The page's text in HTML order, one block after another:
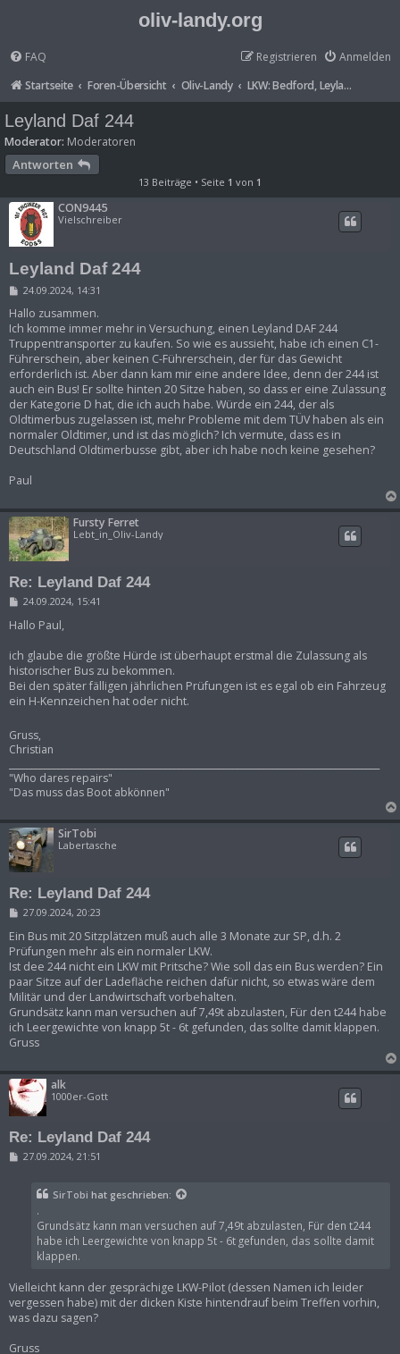
oliv-landy.org
FAQ Anmelden
Registrieren
Startseite
Foren-Übersicht Oliv-Landy LKW: Bedford, Leyland-DAF, Reynold-Boughton uvm.
Leyland Daf 244
Moderator: Moderatoren
Antworten
13 Beiträge • Seite 1 von 1
CON9445
Vielschreiber
Leyland Daf 244
B
i
t
r
a
g
24.09.2024, 14:31
Hallo zusammen.
Ich komme immer mehr in Versuchung, einen Leyland DAF 244
Truppentransporter zu kaufen. So wie es aussieht, habe ich einen C1-
Führerschein, aber keinen C-Führerschein, der für das Gewicht
erforderlich ist. Aber dann kam mir eine andere Idee, denn der 244 ist
auch ein Bus! Er sollte hinten 20 Sitze haben, so dass er eine Zulassung
der Kategorie D hat, die ich auch habe. Würde ein 244, der als
Oldtimerbus zugelassen ist, mehr Probleme mit dem TÜV haben als ein
normaler Oldtimer, und ist das möglich? Ich vermute, dass es in
Deutschland Oldtimerbusse gibt, aber ich habe noch keine gesehen?
Paul
Fursty Ferret
Lebt_in_Oliv-Landy
Re: Leyland Daf 244
B
i
a
g
24.09.2024, 15:41
Hallo Paul,
ich glaube die größte Hürde ist überhaupt erstmal die Zulassung als
historischer Bus zu bekommen.
Bei den später fälligen jährlichen Prüfungen ist es egal ob ein Fahrzeug
ein H-Kennzeichen hat oder nicht.
Gruss,
Christian
"Who dares repairs"
"Das muss das Boot abkönnen"
SirTobi
Labertasche
Re: Leyland Daf 244
B
i
t
r
a
g
27.09.2024, 20:23
Ein Bus mit 20 Sitzplätzen muß auch alle 3 Monate zur SP, d.h. 2
Prüfungen mehr als ein normaler LKW.
Ist dee 244 nicht ein LKW mit Pritsche? Wie soll das ein Bus werden? Ein
paar Sitze auf der Ladefläche reichen dafür nicht, so etwas wäre dem
Militär und der Landwirtschaft vorbehalten.
Grundsätz kann man versuchen auf 7,49t abzulasten, Für den t244 habe
ich Leergewichte von knapp 5t - 6t gefunden, das sollte damit klappen.
Gruss
alk
1000er-Gott
Re: Leyland Daf 244
B27.09.2024, 21:51
SirTobi hat geschrieben:
.
Grundsätz kann man versuchen auf 7,49t abzulasten, Für den t244
habe ich Leergewichte von knapp 5t - 6t gefunden, das sollte damit
klappen.
Vielleicht kann der gesprächige LKW-Pilot (dessen Namen ich leider
vergessen habe) mit der dicken Kiste hintendrauf beim Treffen vorhin,
was dazu sagen?
Gruss